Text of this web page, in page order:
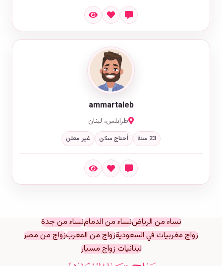
ammartaleb
طرابلس، لبنان
23 سنة أحتاج سكن غير معلن
نساء من الرياضنساء من الدمامنساء من جدة
زواج مغربيات في السعوديةزواج من المغربزواج من مصر
لبنانيات زواج مسيار